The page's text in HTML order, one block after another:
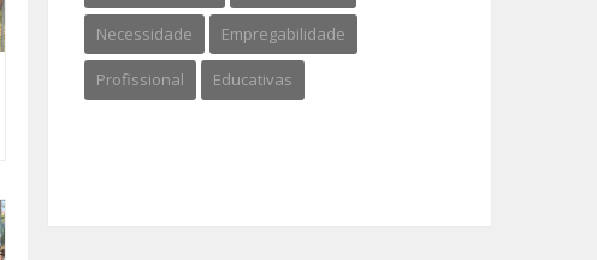
Necessidade Empregabilidade
Profissional Educativas